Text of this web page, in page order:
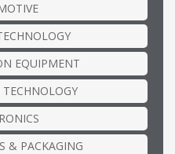
EQUIPMENT
TECHNOLOGY
& PACKAGING